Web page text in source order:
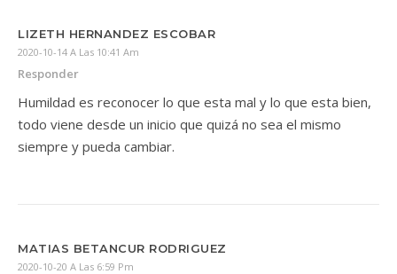
LIZETH HERNANDEZ ESCOBAR
2020-10-14 A Las 10:41 Am
Responder
Humildad es reconocer lo que esta mal y lo que esta bien,
todo viene desde un inicio que quizá no sea el mismo
siempre y pueda cambiar.
MATIAS BETANCUR RODRIGUEZ
2020-10-20 A Las 6:59 Pm